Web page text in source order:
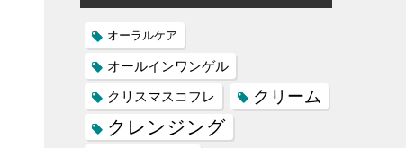
オーラルケア
オールインワンゲル
クリスマスコフレ
クリーム
クレンジング